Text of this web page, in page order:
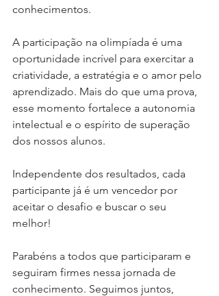
conhecimentos.
A participação na olimpíada é uma
oportunidade incrível para exercitar a
criatividade, a estratégia e o amor pelo
aprendizado. Mais do que uma prova,
esse momento fortalece a autonomia
intelectual e o espírito de superação
dos nossos alunos.
Independente dos resultados, cada
participante já é um vencedor por
aceitar o desafio e buscar o seu
melhor!
Parabéns a todos que participaram e
seguiram firmes nessa jornada de
conhecimento. Seguimos juntos,